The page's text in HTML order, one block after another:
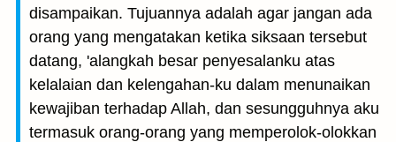
disampaikan. Tujuannya adalah agar jangan ada
orang yang mengatakan ketika siksaan tersebut
datang, 'alangkah besar penyesalanku atas
kelalaian dan kelengahan-ku dalam menunaikan
kewajiban terhadap Allah, dan sesungguhnya aku
termasuk orang-orang yang memperolok-olokkan